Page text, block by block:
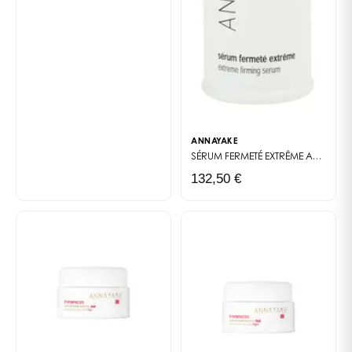
Anti-Ride Ultratimeè un
prodotto antiage che agisce in profondità sulle
rughe. A tale scopo, contiene il Katrizen, un attivo che
cicatrizzazione! Da quel momento, la pelle appare più
per combattere il rilassamento cutaneo e la perdita di
compattezza della pelle. Vera cura di giovinezza,
aiuta le fibre di collagene a rinnovarsi meglio e crea
anche sul viso una sorta di cuscino idrico. Di
ANNAYAKE
SÉRUM FERMETÉ EXTRÊME ANTI-AGE EXTRÊME
132,50 €